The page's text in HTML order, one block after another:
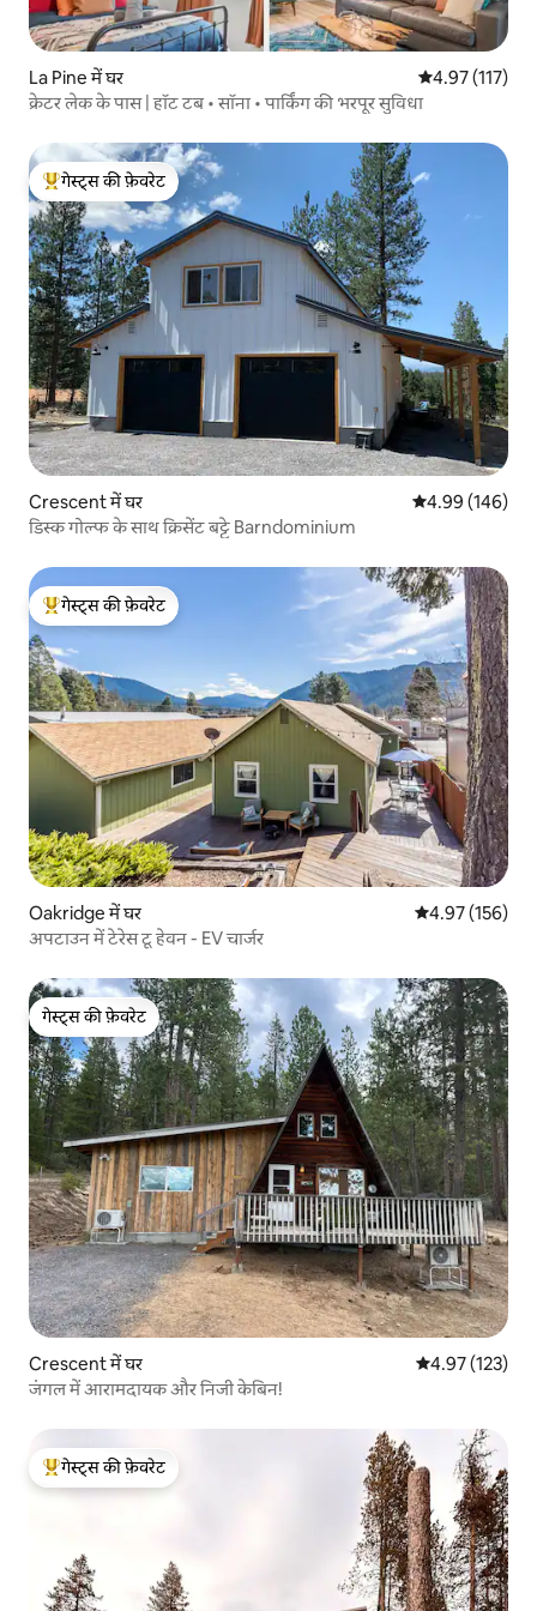
La Pine में घर औसत रेटिंग 5 में से
4.97 (117)
क्रेटर लेक के पास | हॉट टब • सॉना • पार्किंग की भरपूर सुविधा
गेस्ट्स का टॉप फ़ेवरेट
गेस्ट्स की फ़ेवरेट
Crescent में घर औसत रेटिंग 5 में से
4.99 (146)
डिस्क गोल्फ के साथ क्रिसेंट बट्टे Barndominium
गेस्ट्स का टॉप फ़ेवरेट
गेस्ट्स की फ़ेवरेट
Oakridge में घर औसत रेटिंग 5 में से
4.97 (156)
अपटाउन में टेरेस टू हेवन - EV चार्जर
गेस्ट्स की फ़ेवरेट
गेस्ट्स की फ़ेवरेट
Crescent में घर औसत रेटिंग 5 में से
4.97 (123)
जंगल में आरामदायक और निजी केबिन!
गेस्ट्स का टॉप फ़ेवरेट
गेस्ट्स की फ़ेवरेट